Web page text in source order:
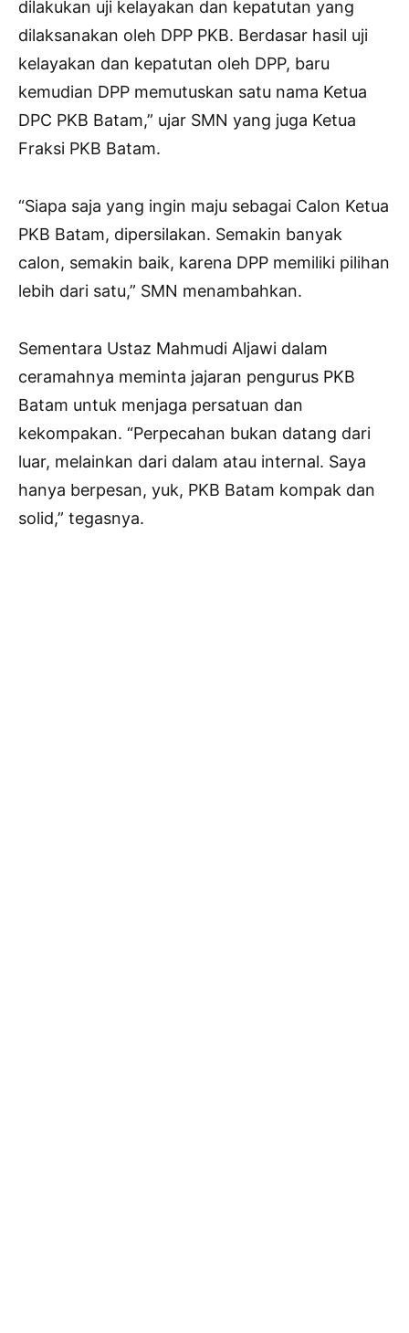
dilakukan uji kelayakan dan kepatutan yang
dilaksanakan oleh DPP PKB. Berdasar hasil uji
kelayakan dan kepatutan oleh DPP, baru
kemudian DPP memutuskan satu nama Ketua
DPC PKB Batam,” ujar SMN yang juga Ketua
Fraksi PKB Batam.
“Siapa saja yang ingin maju sebagai Calon Ketua
PKB Batam, dipersilakan. Semakin banyak
calon, semakin baik, karena DPP memiliki pilihan
lebih dari satu,” SMN menambahkan.
Sementara Ustaz Mahmudi Aljawi dalam
ceramahnya meminta jajaran pengurus PKB
Batam untuk menjaga persatuan dan
kekompakan. “Perpecahan bukan datang dari
luar, melainkan dari dalam atau internal. Saya
hanya berpesan, yuk, PKB Batam kompak dan
solid,” tegasnya.